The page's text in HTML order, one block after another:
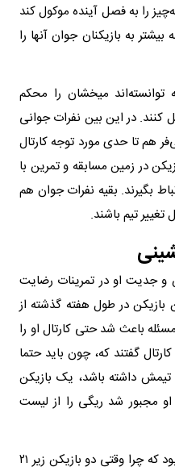
را به فصل آینده موکول کند
به بازیکنان جوان آنها را
توانسته‌اند میخشان را محکم
کنند. در این بین نفرات جوانی
هم تا حدی مورد توجه کارتال
در زمین مسابقه و تمرین با
بگیرند. بقیه نفرات جوان هم
تغییر تیم باشند.
و جدیت او در تمرینات رضایت
در طول هفته گذشته از
باعث شد حتی کارتال او را
گفتند که، چون باید حتما
نیمکت تیمش داشته باشد، یک بازیکن
او مجبور شد ریگی را از لیست
در این میان کارتال حسابی شاکی بود که چرا وقتی دو بازیکن زیر ۲۱